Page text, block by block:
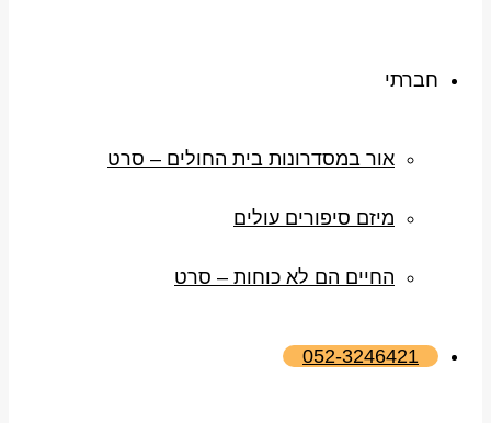
חברתי
אור במסדרונות בית החולים – סרט
מיזם סיפורים עולים
החיים הם לא כוחות – סרט
052-3246421